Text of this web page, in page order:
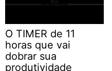
O TIMER de 11
horas que vai
dobrar sua
produtividade